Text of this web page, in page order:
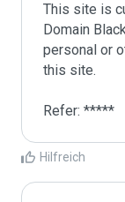
This site is
Domain
personal or
this site.
Refer: *****
Hilfreich